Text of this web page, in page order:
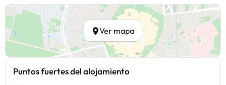
Ver mapa
Puntos fuertes del alojamiento